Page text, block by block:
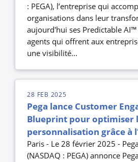
: PEGA), l’entreprise qui
organisations dans leur
aujourd'hui ses Predictable
agents qui offrent aux
une visibilité...
28 FEB 2025
Pega lance Customer
Blueprint pour optimiser
personnalisation grâce à
Paris - Le 28 février 2025 -
(NASDAQ : PEGA) annonce